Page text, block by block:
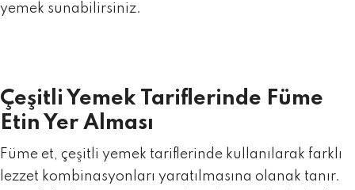
yemek sunabilirsiniz.
Çeşitli Yemek Tariflerinde Füme
Etin Yer Alması
Füme et, çeşitli yemek tariflerinde kullanılarak farklı
lezzet kombinasyonları yaratılmasına olanak tanır.